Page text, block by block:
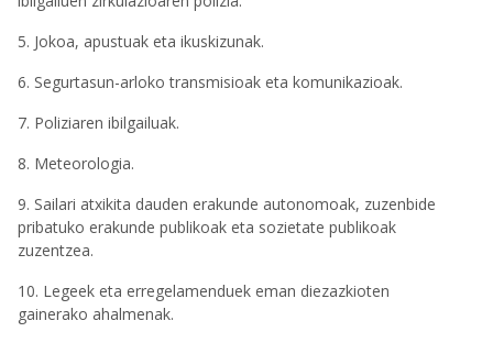
5. Jokoa, apustuak eta ikuskizunak.
6. Segurtasun-arloko transmisioak eta komunikazioak.
7. Poliziaren ibilgailuak.
8. Meteorologia.
9. Sailari atxikita dauden erakunde autonomoak, zuzenbide
pribatuko erakunde publikoak eta sozietate publikoak
zuzentzea.
10. Legeek eta erregelamenduek eman diezazkioten
gainerako ahalmenak.